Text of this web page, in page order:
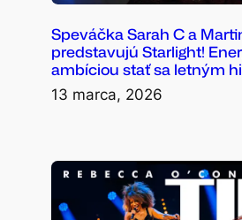
Speváčka Sarah C a
predstavujú Starlight!
ambíciou stať sa letným
13 marca, 2026